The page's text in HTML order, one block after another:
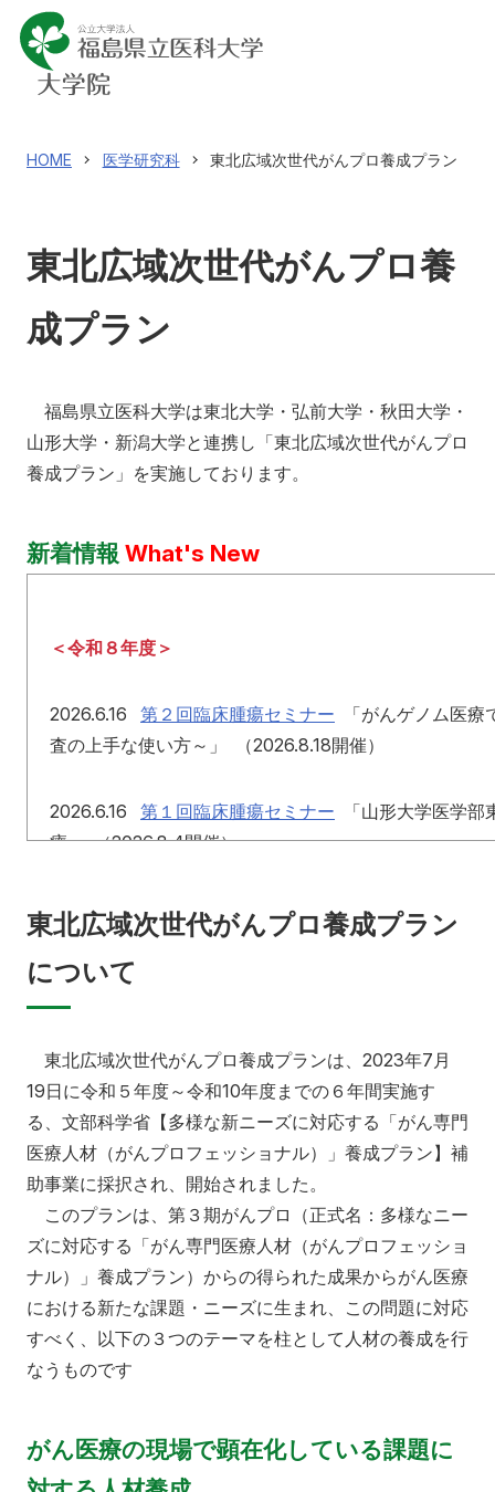
医学研究科
看護学研究科
保健科学研究科
対象者別
地域の方へ 来院の
卒業生の方へ
アクセス
HOME 医学研究科 東北広域次世代がんプロ養成プラン
東北広域次世代がんプロ養
成プラン
福島県立医科大学は東北大学・弘前大学・秋田大学・
山形大学・新潟大学と連携し「東北広域次世代がんプロ
養成プラン」を実施しております。
新着情報 What's New
＜令和８年度＞
2026.6.16 第２回臨床腫瘍セミナー 「がんゲノム医療
査の上手な使い方～」 （2026.8.18開催）
2026.6.16 第１回臨床腫瘍セミナー 「山形大学医学部
療」 （2026.8.4開催）
東北広域次世代がんプロ養成プラン
について
東北広域次世代がんプロ養成プランは、2023年7月
19日に令和５年度～令和10年度までの６年間実施す
る、文部科学省【多様な新ニーズに対応する「がん専門
医療人材（がんプロフェッショナル）」養成プラン】補
助事業に採択され、開始されました。
このプランは、第３期がんプロ（正式名：多様なニー
ズに対応する「がん専門医療人材（がんプロフェッショ
ナル）」養成プラン）からの得られた成果からがん医療
における新たな課題・ニーズに生まれ、この問題に対応
すべく、以下の３つのテーマを柱として人材の養成を行
なうものです
がん医療の現場で顕在化している課題に